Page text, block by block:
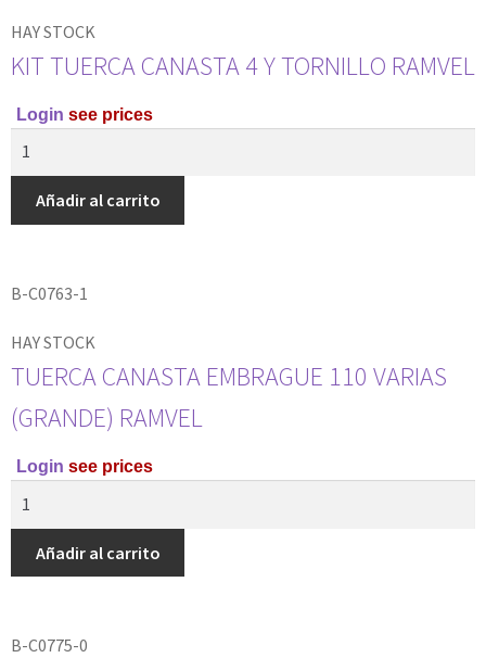
B-C0763-1
HAY STOCK
KIT TUERCA CANASTA 4 Y TORNILLO RAMVEL
Login see prices
Añadir al carrito
B-C0775-0
HAY STOCK
TUERCA CANASTA EMBRAGUE 110 VARIAS
(GRANDE) RAMVEL
Login see prices
Añadir al carrito